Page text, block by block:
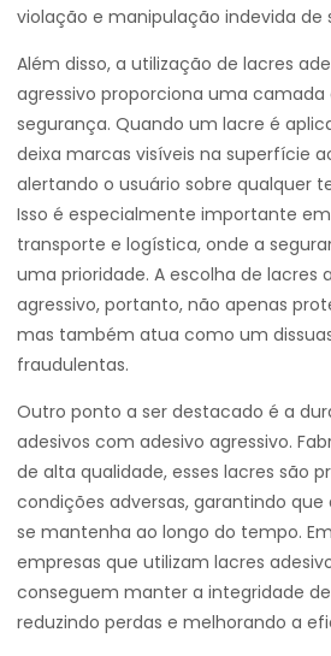
violação e manipulação indevida de
Além disso, a utilização de lacres
agressivo proporciona uma camada
segurança. Quando um lacre é
deixa marcas visíveis na superfície
alertando o usuário sobre qualquer
Isso é especialmente importante
transporte e logística, onde a
uma prioridade. A escolha de lacres
agressivo, portanto, não apenas
mas também atua como um
fraudulentas.
Outro ponto a ser destacado é a
adesivos com adesivo agressivo.
de alta qualidade, esses lacres são
condições adversas, garantindo
se mantenha ao longo do tempo.
empresas que utilizam lacres
conseguem manter a integridade
reduzindo perdas e melhorando a